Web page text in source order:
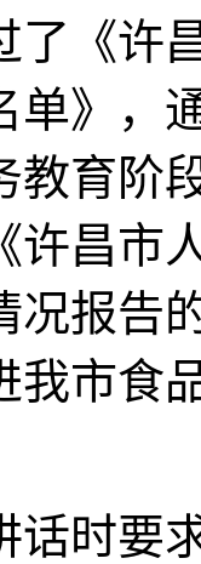
了《许
单》，
教育阶
许昌市
况报告
我市食
时要求